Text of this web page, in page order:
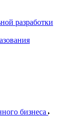
разработки
бизнеса